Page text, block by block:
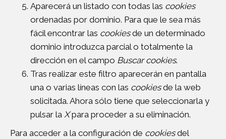
Aparecerá un listado con todas las cookies
ordenadas por dominio. Para que le sea más
fácil encontrar las cookiesde un determinado
dominio introduzca parcial o totalmente la
dirección en el campo Buscar cookies.
Tras realizar este filtro aparecerán en pantalla
una o varias líneas con las cookiesde la web
solicitada. Ahora sólo tiene que seleccionarla y
pulsar la Xpara proceder a su eliminación.
Para acceder a la configuración de cookiesdel